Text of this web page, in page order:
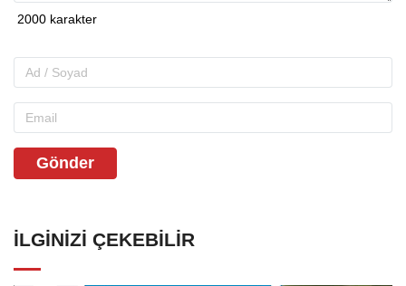
Gönder
İLGINIZI ÇEKEBILIR